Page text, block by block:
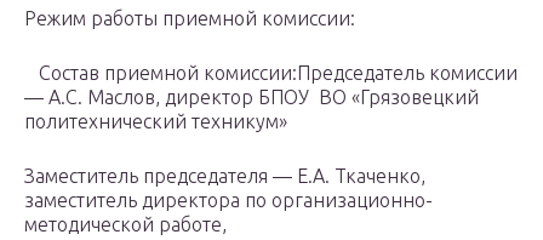
Режим работы приемной комиссии:
Состав приемной комиссии:Председатель комиссии
— А.С. Маслов, директор БПОУ ВО «Грязовецкий
политехнический техникум»
Заместитель председателя — Е.А. Ткаченко,
заместитель директора по организационно-
методической работе,